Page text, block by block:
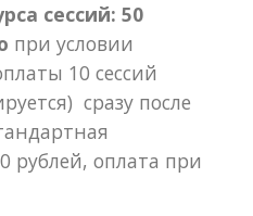
сессий: 50
при условии
10 сессий
сразу после
рублей, оплата при